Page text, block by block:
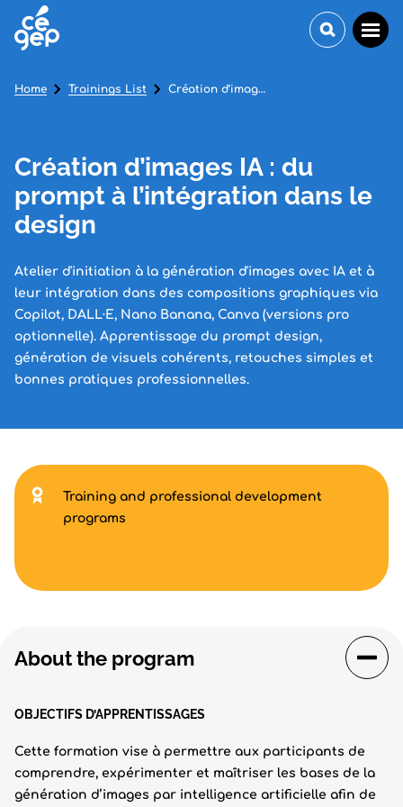
Création d’images IA : du
prompt à l’intégration dans le
design
Atelier d'initiation à la génération d'images avec IA et à
leur intégration dans des compositions graphiques via
Copilot, DALL·E, Nano Banana, Canva (versions pro
optionnelle). Apprentissage du prompt design,
génération de visuels cohérents, retouches simples et
bonnes pratiques professionnelles.
Home Trainings List Création d’images IA : du prompt à l’intégration dans le design
About the program
OBJECTIFS D’APPRENTISSAGES
Cette formation vise à permettre aux participants de
comprendre, expérimenter et maîtriser les bases de la
génération d’images par intelligence artificielle afin de
Training and professional development
programs